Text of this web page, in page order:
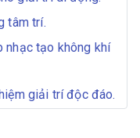
tâm trí.
nhạc tạo không khí
giải trí độc đáo.